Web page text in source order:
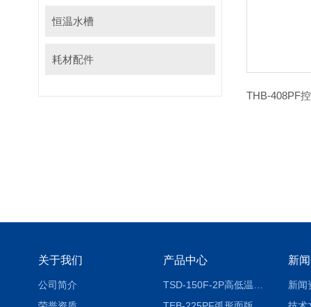
恒温水槽
耗材配件
关于我们
公司简介
产品中心 新
新闻